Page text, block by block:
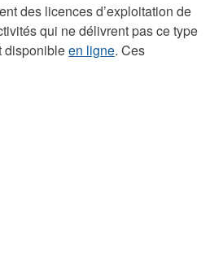
des licences d’exploitation de
qui ne délivrent pas ce type
disponibleen ligne. Ces